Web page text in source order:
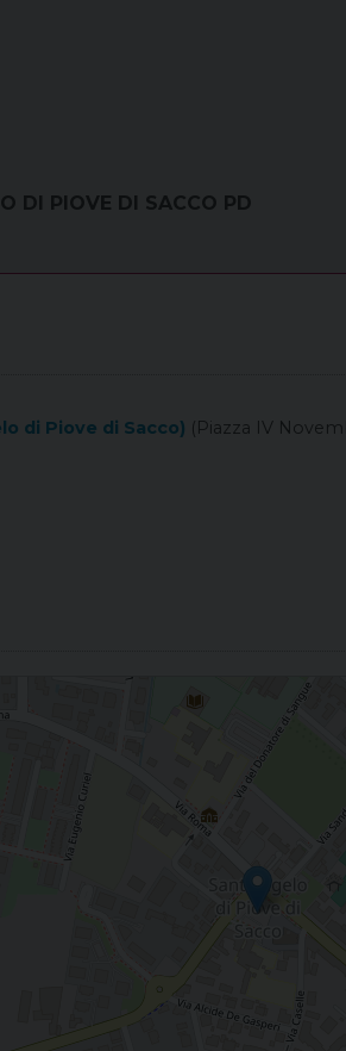
DI PIOVE DI SACCO PD
di Piove di Sacco) (Piazza IV